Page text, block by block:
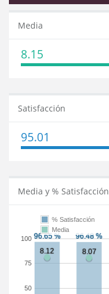
Media
8.15
Satisfacción
95.01
Media y % Satisfacción
50
75
100
% Satisfacción
Media